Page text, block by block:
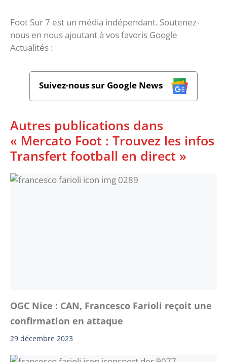
Foot Sur 7 est un média indépendant. Soutenez-
nous en nous ajoutant à vos favoris Google
Actualités :
Suivez-nous sur Google News
Autres publications dans
« Mercato Foot : Trouvez les infos
Transfert football en direct »
OGC Nice : CAN, Francesco Farioli reçoit une
confirmation en attaque
29 décembre 2023